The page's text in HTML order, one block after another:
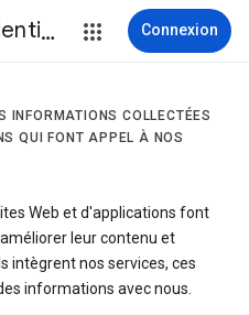
Règles de confidentialité et conditions d’utilisation Connexion
INFORMATIONS COLLECTÉES
QUI FONT APPEL À NOS
Web et d'applications font
leur contenu et
intègrent nos services, ces
informations avec nous.